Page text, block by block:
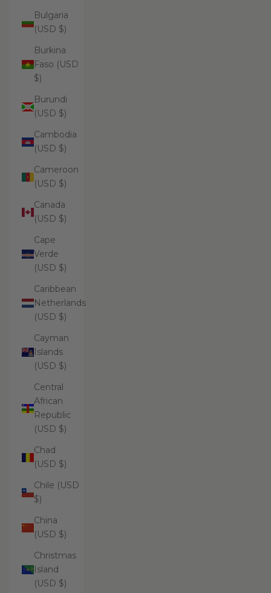
Bulgaria
(USD $)
Burkina
Faso (USD
$)
Burundi
(USD $)
Cambodia
(USD $)
Cameroon
(USD $)
Canada
(USD $)
Cape
Verde
(USD $)
Caribbean
Netherlands
(USD $)
Cayman
Islands
(USD $)
Central
African
Republic
(USD $)
Chad
(USD $)
Chile (USD
$)
China
(USD $)
Christmas
Island
(USD $)